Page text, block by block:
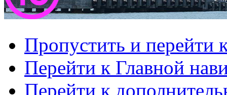
Пропустить и перейти
Перейти к Главной
Перейти к